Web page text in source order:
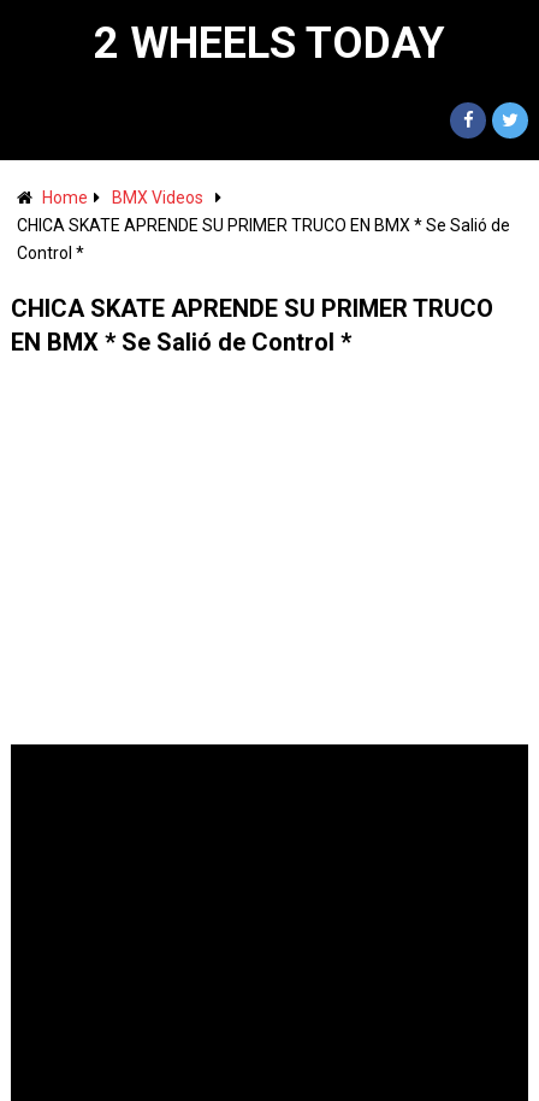
2 WHEELS TODAY
Home
BMX Videos
CHICA SKATE APRENDE SU PRIMER TRUCO EN BMX * Se Salió de
Control *
CHICA SKATE APRENDE SU PRIMER TRUCO
EN BMX * Se Salió de Control *